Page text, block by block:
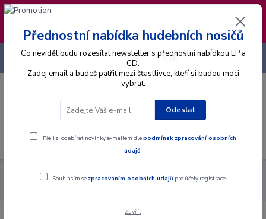
❣️ Od 4.8. do 13.8. čerpám dovolenou. Datum
expedice objednávek se posouvá na pátek
14.8.2026 🐋
Menu
CZK
+420 725 736 293
Alba Gramodesky
Various - Internationales Dixieland
Přednostní nabídka hudebních nosičů
Co nevidět budu rozesílat newsletter s přednostní nabídkou LP a
CD.
Zadej email a budeš patřit mezi šťastlivce, kteří si budou moci
vybrat.
Odeslat
Přeji si odebírat novinky e-mailem dlepodmínek zpracování osobních
údajů.
Souhlasím se zpracováním osobních údajů pro účely registrace.
Zavřít